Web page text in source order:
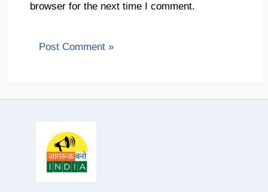
browser for the next time I comment.